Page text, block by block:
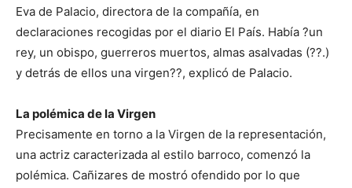
Eva de Palacio, directora de la compañía, en
declaraciones recogidas por el diario El País. Había ?un
rey, un obispo, guerreros muertos, almas asalvadas (??.)
y detrás de ellos una virgen??, explicó de Palacio.
La polémica de la Virgen
Precisamente en torno a la Virgen de la representación,
una actriz caracterizada al estilo barroco, comenzó la
polémica. Cañizares de mostró ofendido por lo que